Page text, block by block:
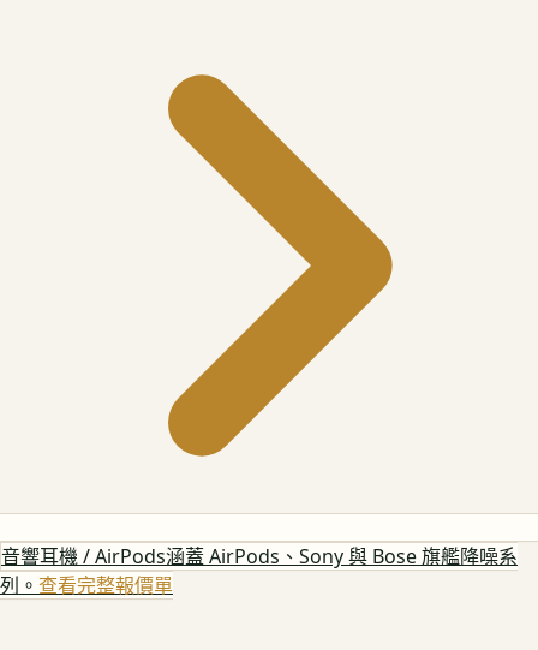
音響耳機 / AirPods涵蓋 AirPods、Sony 與 Bose 旗艦降噪系
列。 查看完整報價單